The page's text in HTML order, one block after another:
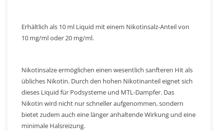
Erhältlich als 10 ml Liquid mit einem Nikotinsalz-Anteil von
10 mg/ml oder 20 mg/ml.
Nikotinsalze ermöglichen einen wesentlich sanfteren Hit als
übliches Nikotin. Durch den hohen Nikotinanteil eignet sich
dieses Liquid für Podsysteme und MTL-Dampfer. Das
Nikotin wird nicht nur schneller aufgenommen, sondern
bietet zudem auch eine länger anhaltende Wirkung und eine
minimale Halsreizung.